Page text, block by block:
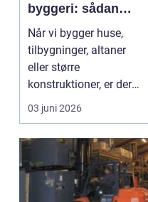
byggeri: sådan
skaber de
sikkerhed og
tryghed
Når vi bygger huse,
tilbygninger, altaner
eller større
konstruktioner, er der
én ting, der altid ska...
03 juni 2026